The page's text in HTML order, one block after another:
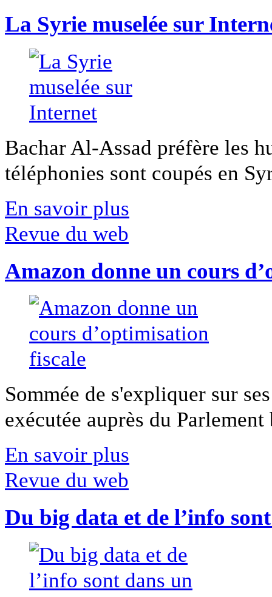
La Syrie muselée sur
Bachar Al-Assad préfère les
téléphonies sont coupés en
En savoir plus
Revue du web
Amazon donne un cours
Sommée de s'expliquer sur
exécutée auprès du
En savoir plus
Revue du web
Du big data et de l’info